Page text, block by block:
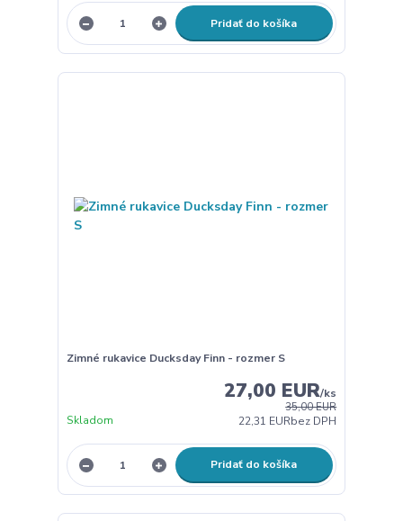
Pridať do košíka
Zimné rukavice Ducksday Finn - rozmer S
35,00 EUR
27,00 EUR/ks
22,31 EURbez DPH
Skladom
Pridať do košíka